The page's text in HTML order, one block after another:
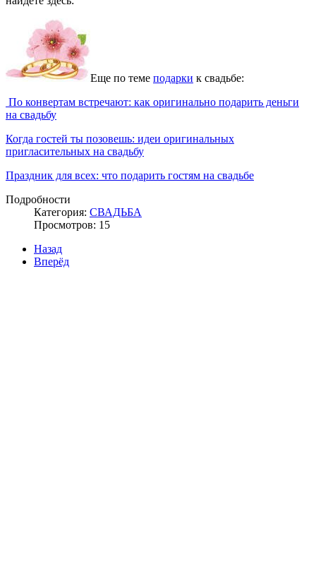
Еще по теме подарки к свадьбе:
По конвертам встречают: как оригинально подарить деньги
на свадьбу
Когда гостей ты позовешь: идеи оригинальных
пригласительных на свадьбу
Праздник для всех: что подарить гостям на свадьбе
Подробности
Категория: СВАДЬБА
Просмотров: 15
Назад
Вперёд